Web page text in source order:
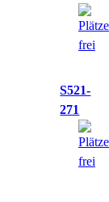
S521-
271